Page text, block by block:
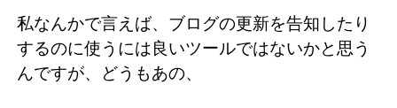
私なんかで言えば、ブログの更新を告知したり
するのに使うには良いツールではないかと思う
んですが、どうもあの、